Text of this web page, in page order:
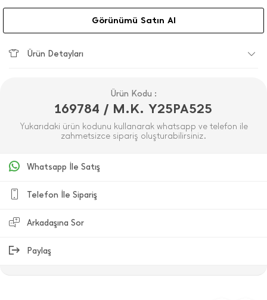
Görünümü Satın Al
Ürün Detayları
Ürün Kodu :
169784 / M.K. Y25PA525
Yukarıdaki ürün kodunu kullanarak whatsapp ve telefon ile
zahmetsizce sipariş oluşturabilirsiniz.
Whatsapp İle Satış
Telefon İle Sipariş
Arkadaşına Sor
Paylaş